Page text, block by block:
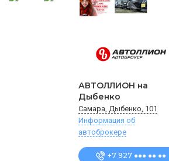
АВТОЛЛИОН на
Дыбенко
Самара, Дыбенко, 101
Информация об
автоброкере
+7 927 ●●● ●● ●●